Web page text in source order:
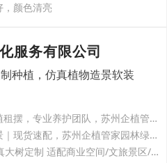
颜色清亮
服务有限公司
种植，仿真植物造景软装
苏州企业绿植托管，办公室绿植租摆，专业养护团队，苏州企植管家园林绿化一站式服务
上海紧急门店仿真植物软装造景｜现货速配，苏州企植管家园林绿化解你开业燃眉之急
深耕江浙沪景观升级 | 专业仿真大树定制 适配商业空间/文旅景区/厂区园区